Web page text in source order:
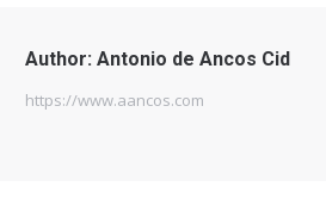
Author: Antonio de Ancos Cid
https://www.aancos.com